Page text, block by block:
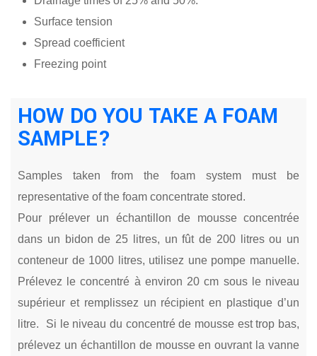
Surface tension
Spread coefficient
Freezing point
HOW DO YOU TAKE A FOAM
SAMPLE?
Samples taken from the foam system must be
representative of the foam concentrate stored.
Pour prélever un échantillon de mousse concentrée
dans un bidon de 25 litres, un fût de 200 litres ou un
conteneur de 1000 litres, utilisez une pompe manuelle.
Prélevez le concentré à environ 20 cm sous le niveau
supérieur et remplissez un récipient en plastique d’un
litre. Si le niveau du concentré de mousse est trop bas,
prélevez un échantillon de mousse en ouvrant la vanne